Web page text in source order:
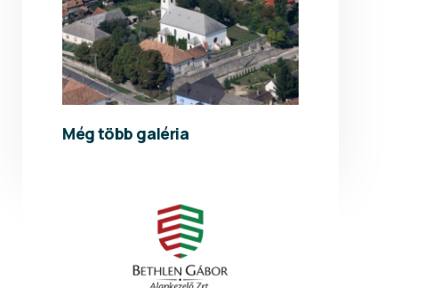
Még több galéria